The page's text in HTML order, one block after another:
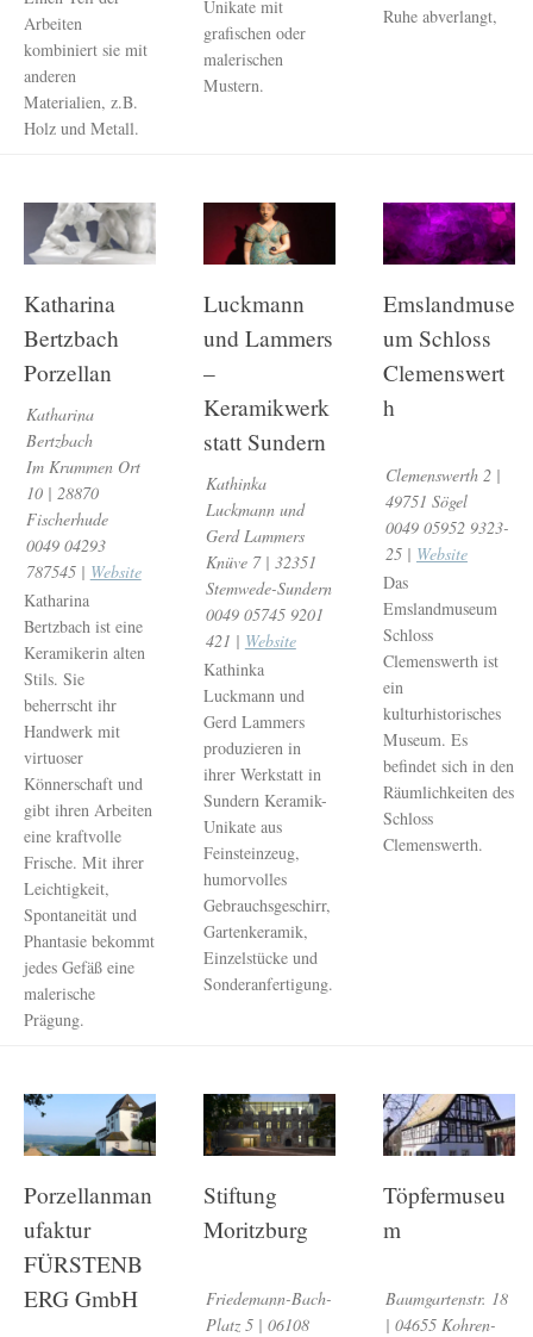
Arbeiten
kombiniert sie mit
anderen
Materialien, z.B.
Holz und Metall.
Unikate mit
grafischen oder
malerischen
Mustern.
Ruhe abverlangt,
Katharina
Bertzbach
Porzellan
Katharina
Bertzbach
Im Krummen Ort
10 | 28870
Fischerhude
0049 04293
787545 | Website
Katharina
Bertzbach ist eine
Keramikerin alten
Stils. Sie
beherrscht ihr
Handwerk mit
virtuoser
Könnerschaft und
gibt ihren Arbeiten
eine kraftvolle
Frische. Mit ihrer
Leichtigkeit,
Spontaneität und
Phantasie bekommt
jedes Gefäß eine
malerische
Prägung.
Luckmann
und Lammers
–
Keramikwerk
statt Sundern
Kathinka
Luckmann und
Gerd Lammers
Knüve 7 | 32351
Stemwede-Sundern
0049 05745 9201
421 | Website
Kathinka
Luckmann und
Gerd Lammers
produzieren in
ihrer Werkstatt in
Sundern Keramik-
Unikate aus
Feinsteinzeug,
humorvolles
Gebrauchsgeschirr,
Gartenkeramik,
Einzelstücke und
Sonderanfertigung.
Emslandmuse
um Schloss
Clemenswert
h
Clemenswerth 2 |
49751 Sögel
0049 05952 9323-
25 | Website
Das
Emslandmuseum
Schloss
Clemenswerth ist
ein
kulturhistorisches
Museum. Es
befindet sich in den
Räumlichkeiten des
Schloss
Clemenswerth.
Porzellanman
ufaktur
FÜRSTENB
ERG GmbH
Stiftung
Moritzburg
Friedemann-Bach-
Platz 5 | 06108
Töpfermuseu
m
Baumgartenstr. 18
| 04655 Kohren-